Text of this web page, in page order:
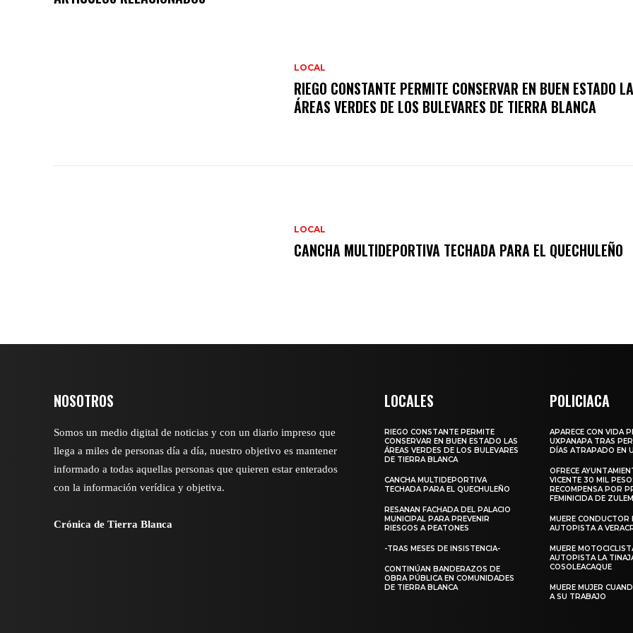
LOCAL
RIEGO CONSTANTE PERMITE CONSERVAR EN BUEN ESTADO
ÁREAS VERDES DE LOS BULEVARES DE TIERRA BLANCA
LOCAL
CANCHA MULTIDEPORTIVA TECHADA PARA EL QUECHULEÑO
NOSOTROS
Somos un medio digital de noticias y con un diario impreso que
llega a miles de personas día a día, nuestro objetivo es mantener
informado a todas aquellas personas que quieren estar enterados
con la información verídica y objetiva.
Crónica de Tierra Blanca
LOCALES
RIEGO CONSTANTE PERMITE
CONSERVAR EN BUEN ESTADO LAS
ÁREAS VERDES DE LOS BULEVARES
DE TIERRA BLANCA
CANCHA MULTIDEPORTIVA
TECHADA PARA EL QUECHULEÑO
RESANAN FACHADA DEL PALACIO
MUNICIPAL PARA PREVENIR
RIESGOS A PEATONES
-TRAS MESES DE INSISTENCIA-
CONTINÚAN BANDERAZOS DE
OBRA PÚBLICA EN COMUNIDADES
DE TIERRA BLANCA
POLICIACA
APARECE CON VIDA
UXPANAPA TRAS
DÍAS ATRAPADO EN
OFRECE
VICENTE 30 MIL
RECOMPENSA POR
FEMINICIDA DE
MUERE CONDUCTOR
AUTOPISTA A
MUERE
AUTOPISTA LA
COSOLEACAQUE
MUERE MUJER
A SU TRABAJO